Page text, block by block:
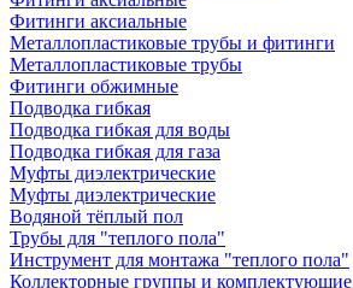
Фитинги аксиальные
Металлопластиковые трубы и фитинги
Металлопластиковые трубы
Фитинги обжимные
Подводка гибкая
Подводка гибкая для воды
Подводка гибкая для газа
Муфты диэлектрические
Муфты диэлектрические
Водяной тёплый пол
Трубы для "теплого пола"
Инструмент для монтажа "теплого пола"
Коллекторные группы и комплектующие